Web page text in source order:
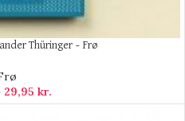
Thüringer – Frø
29,95 kr.